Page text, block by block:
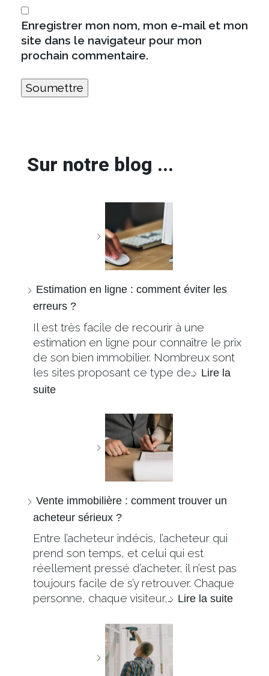
Enregistrer mon nom, mon e-mail et mon
site dans le navigateur pour mon
prochain commentaire.
Sur notre blog ...
Estimation en ligne : comment éviter les
erreurs ?
Il est très facile de recourir à une
estimation en ligne pour connaître le prix
de son bien immobilier. Nombreux sont
les sites proposant ce type de… Lire la
suite
Vente immobilière : comment trouver un
acheteur sérieux ?
Entre l’acheteur indécis, l’acheteur qui
prend son temps, et celui qui est
réellement pressé d’acheter, il n’est pas
toujours facile de s’y retrouver. Chaque
personne, chaque visiteur,… Lire la suite